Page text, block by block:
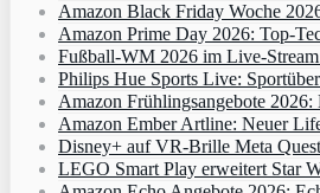
Amazon Black Friday Woche
Amazon Prime Day 2026: Top-
Fußball-WM 2026 im Live-
Philips Hue Sports Live:
Amazon Frühlingsangebote 2026:
Amazon Ember Artline: Neuer
Disney+ auf VR-Brille Meta
LEGO Smart Play erweitert Star